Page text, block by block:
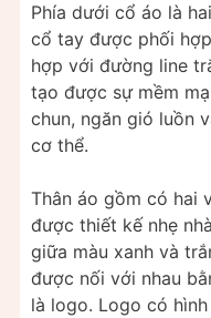
Phía dưới cổ áo là
cổ tay được phối
hợp với đường line
tạo được sự mềm
chun, ngăn gió luồn
cơ thể.
Thân áo gồm có hai
được thiết kế nhẹ
giữa màu xanh và
được nối với nhau
là logo. Logo có